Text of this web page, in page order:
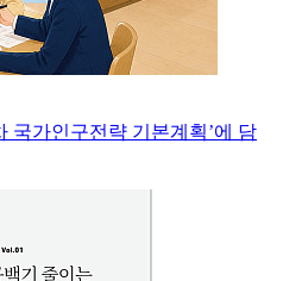
국가인구전략 기본계획’에 담